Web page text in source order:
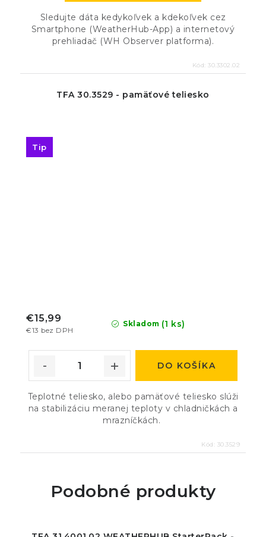
Sledujte dáta kedykoľvek a kdekoľvek cez
Smartphone (WeatherHub-App) a internetový
prehliadač (WH Observer platforma).
Kód: 30.3302.02
TFA 30.3529 - pamäťové teliesko
Tip
Skladom (1 ks)
€13 bez DPH
€15,99
DO KOŠÍKA
Teplotné teliesko, alebo pamäťové teliesko slúži
na stabilizáciu meranej teploty v chladničkách a
mrazníčkách.
Kód: 30.3529
Podobné produkty